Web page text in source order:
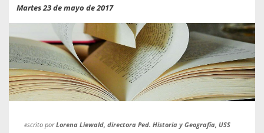
Martes 23 de mayo de 2017
escrito porLorena Liewald, directora Ped. Historia y Geografía, USS